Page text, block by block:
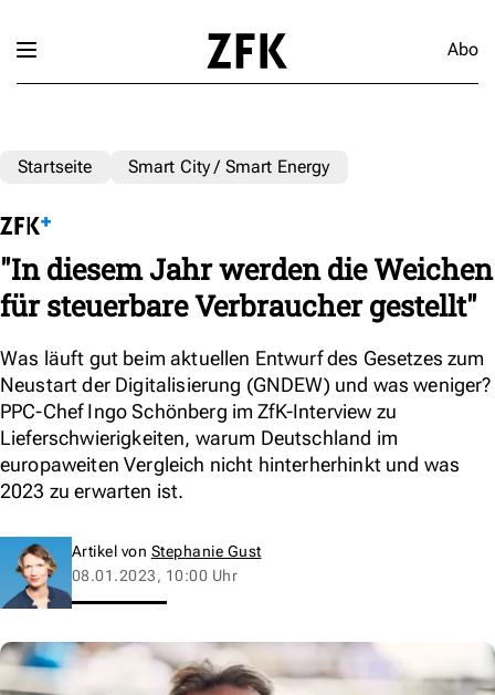
Abo
Startseite Smart City / Smart Energy
"In diesem Jahr werden die Weichen
für steuerbare Verbraucher gestellt"
Was läuft gut beim aktuellen Entwurf des Gesetzes zum
Neustart der Digitalisierung (GNDEW) und was weniger?
PPC-Chef Ingo Schönberg im ZfK-Interview zu
Lieferschwierigkeiten, warum Deutschland im
europaweiten Vergleich nicht hinterherhinkt und was
2023 zu erwarten ist.
Artikel von Stephanie Gust
08.01.2023, 10:00 Uhr